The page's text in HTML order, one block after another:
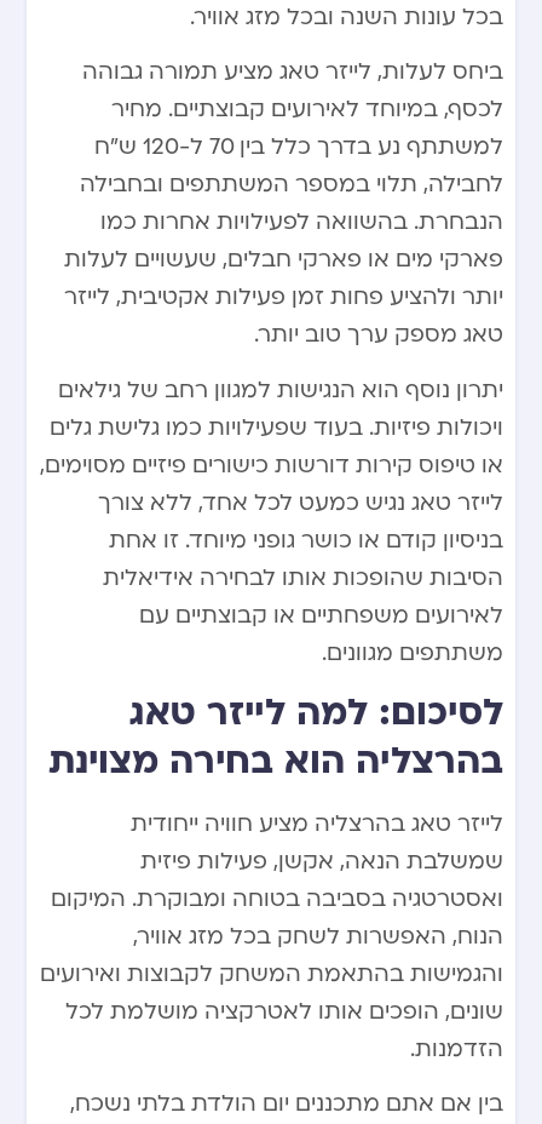
בכל עונות השנה ובכל מזג אוויר.
ביחס לעלות, לייזר טאג מציע תמורה גבוהה
לכסף, במיוחד לאירועים קבוצתיים. מחיר
למשתתף נע בדרך כלל בין 70 ל-120 ש”ח
לחבילה, תלוי במספר המשתתפים ובחבילה
הנבחרת. בהשוואה לפעילויות אחרות כמו
פארקי מים או פארקי חבלים, שעשויים לעלות
יותר ולהציע פחות זמן פעילות אקטיבית, לייזר
טאג מספק ערך טוב יותר.
יתרון נוסף הוא הנגישות למגוון רחב של גילאים
ויכולות פיזיות. בעוד שפעילויות כמו גלישת גלים
או טיפוס קירות דורשות כישורים פיזיים מסוימים,
לייזר טאג נגיש כמעט לכל אחד, ללא צורך
בניסיון קודם או כושר גופני מיוחד. זו אחת
הסיבות שהופכות אותו לבחירה אידיאלית
לאירועים משפחתיים או קבוצתיים עם
משתתפים מגוונים.
לסיכום: למה לייזר טאג
בהרצליה הוא בחירה מצוינת
לייזר טאג בהרצליה מציע חוויה ייחודית
שמשלבת הנאה, אקשן, פעילות פיזית
ואסטרטגיה בסביבה בטוחה ומבוקרת. המיקום
הנוח, האפשרות לשחק בכל מזג אוויר,
והגמישות בהתאמת המשחק לקבוצות ואירועים
שונים, הופכים אותו לאטרקציה מושלמת לכל
הזדמנות.
בין אם אתם מתכננים יום הולדת בלתי נשכח,